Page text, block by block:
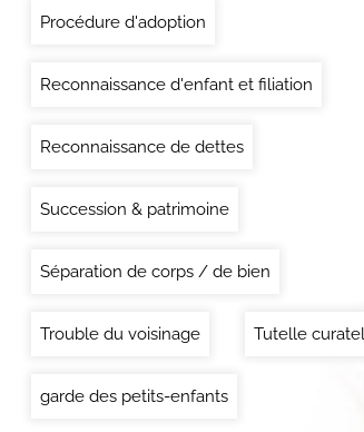
Procédure d'adoption
Reconnaissance d'enfant et filiation
Reconnaissance de dettes
Succession & patrimoine
Séparation de corps / de bien
Trouble du voisinage Tutelle
garde des petits-enfants